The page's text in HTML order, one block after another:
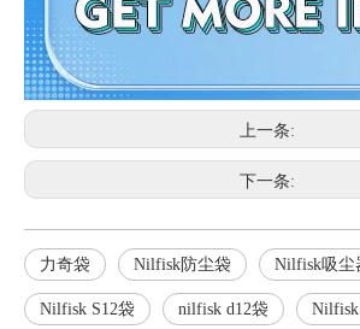
上一条:
下一条:
力奇袋 Nilfisk防尘袋 Nilfisk吸尘
Nilfisk S12袋 nilfisk d12袋 Nilfisk